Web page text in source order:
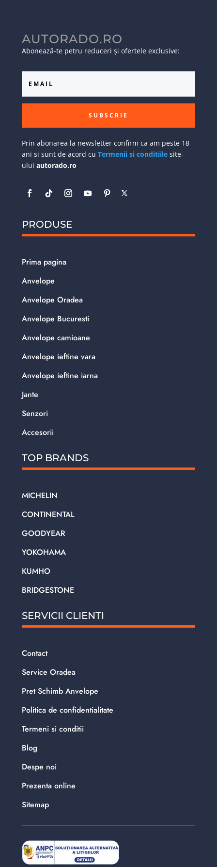
AUTORADO.RO
Abonează-te petru reduceri și ofertele exclusive:
SUBSCRIE
Prin abonarea la newsletter confirm ca am peste 18
ani si sunt de acord cu Termenii si conditiilesite-
ului autorado.ro
PRODUSE
Prima pagina
Anvelope
Anvelope Oradea
Anvelope Bucuresti
Anvelope camioane
Anvelope ieftine vara
Anvelope ieftine iarna
Jante
Senzori
Accesorii
TOP BRANDS
MICHELIN
CONTINENTAL
GOODYEAR
YOKOHAMA
KUMHO
BRIDGESTONE
SERVICII CLIENTI
Contact
Service Oradea
Pret Schimb Anvelope
Politica de confidentialitate
Termeni si conditii
Blog
Despe noi
Prezenta online
Sitemap